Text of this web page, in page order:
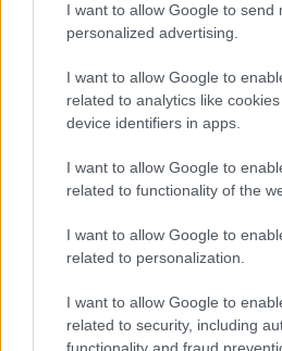
I want to allow Google to send
personalized advertising.
I want to allow Google to
related to analytics like
device identifiers in apps.
I want to allow Google to
related to functionality of the
I want to allow Google to
related to personalization.
I want to allow Google to
related to security, including
esetében, nem pedig munka –
Mindenesetre a hakni-jelleg
oldalon mutatkozott ezen az
hangilag máskülönben jól
bár ő sem tűnt
is el kellett telnie, mire
napszemüvegétől és a turnét
logójával díszített
közvetlenül közönsége
ugyanakkor ezek az allűrök
ellenfényeknek is
Harmadikként érkezett a
dal, hogy még rosszul játszva